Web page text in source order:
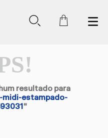
resultado para
estampado-
"